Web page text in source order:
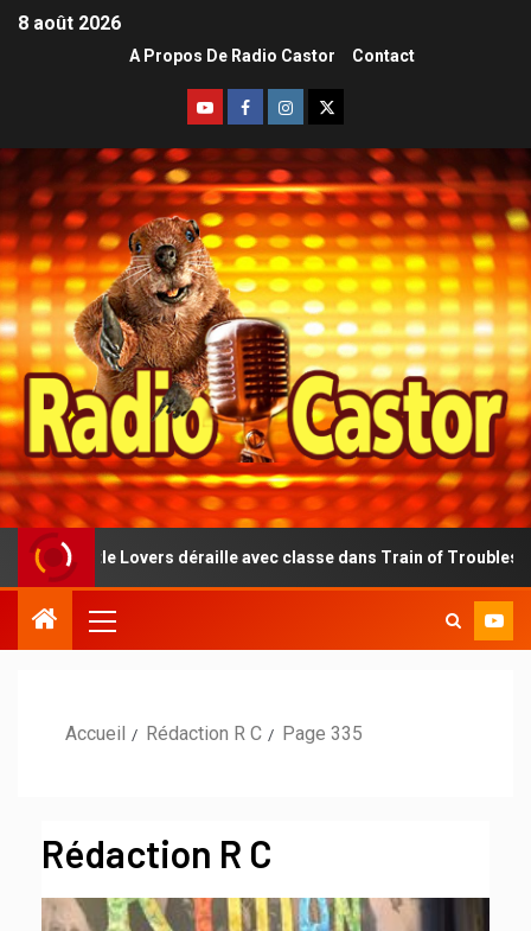
8 août 2026
A Propos De Radio Castor Contact
déraille avec classe dans Train of Troubles Une
Accueil Rédaction R C Page 335
Rédaction R C